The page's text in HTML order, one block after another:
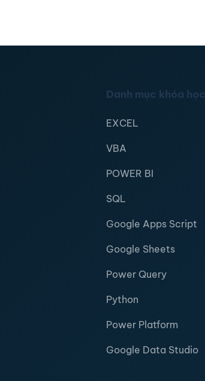
Danh mục khóa học
EXCEL
VBA
POWER BI
SQL
Google Apps Script
Google Sheets
Power Query
Python
Power Platform
Google Data Studio